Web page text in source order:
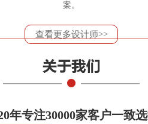
案。
查看更多设计师>>
年专注30000家客户一致